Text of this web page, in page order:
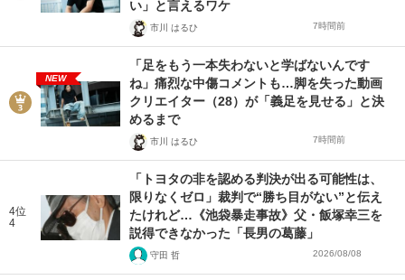
い」と言えるワケ
市川 はるひ 7時間前
NEW
「足をもう一本失わないと学ばないんです
ね」痛烈な中傷コメントも…脚を失った動画
クリエイター（28）が「義足を見せる」と決
めるまで
市川 はるひ 7時間前
4位
4
「トヨタの非を認める判決が出る可能性は、
限りなくゼロ」裁判で“勝ち目がない”と伝え
たけれど…《池袋暴走事故》父・飯塚幸三を
説得できなかった「長男の葛藤」
守田 哲 2026/08/08